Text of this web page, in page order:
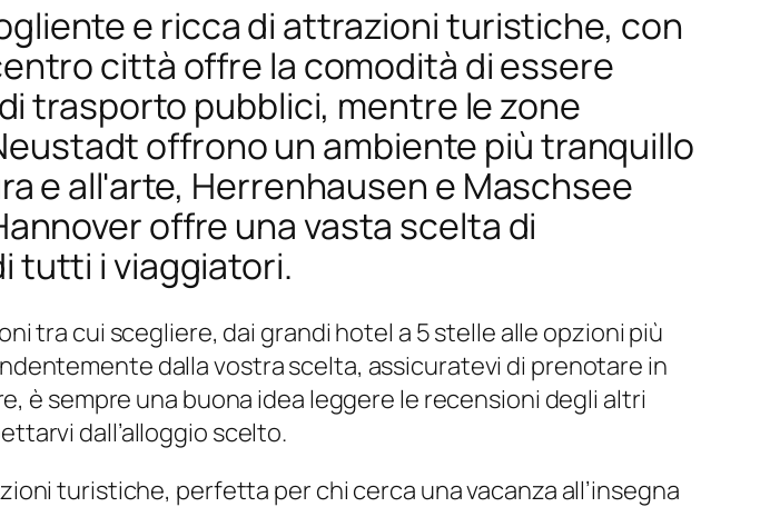
e ricca di attrazioni turistiche, con
città offre la comodità di essere
trasporto pubblici, mentre le zone
offrono un ambiente più tranquillo
e all'arte, Herrenhausen e Maschsee
offre una vasta scelta di
tutti i viaggiatori.
tra cui scegliere, dai grandi hotel a 5 stelle alle opzioni più
dalla vostra scelta, assicuratevi di prenotare in
è sempre una buona idea leggere le recensioni degli altri
dall’alloggio scelto.
turistiche, perfetta per chi cerca una vacanza all’insegna